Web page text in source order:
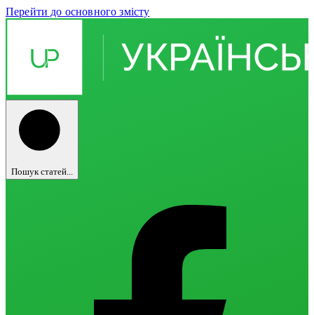
Перейти до основного змісту
Пошук статей...